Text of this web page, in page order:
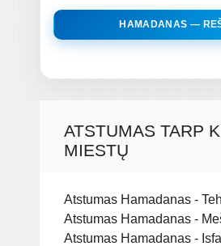
HAMADANAS —
ATSTUMAS TARP
MIESTŲ
Atstumas Hamadanas -
Atstumas Hamadanas -
Atstumas Hamadanas -